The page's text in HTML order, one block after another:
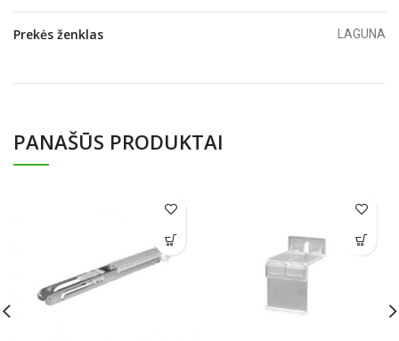
Prekės ženklas LAGUNA
PANAŠŪS PRODUKTAI